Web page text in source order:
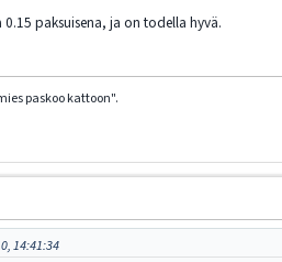
paksuisena, ja on todella hyvä.
paskoo kattoon".
14:41:34